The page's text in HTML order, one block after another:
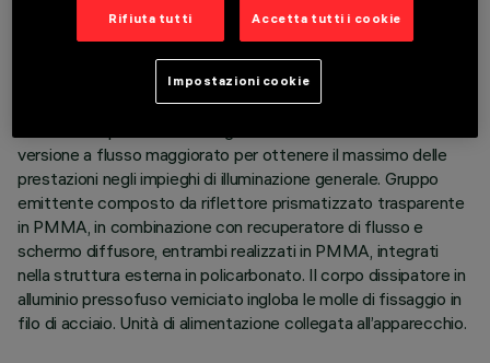
Apparecchio quadrato da incasso ad ottica fissa, versione
versione a flusso maggiorato per ottenere il massimo delle
prestazioni negli impieghi di illuminazione generale. Gruppo
emittente composto da riflettore prismatizzato trasparente
in PMMA, in combinazione con recuperatore di flusso e
schermo diffusore, entrambi realizzati in PMMA, integrati
nella struttura esterna in policarbonato. Il corpo dissipatore in
alluminio pressofuso verniciato ingloba le molle di fissaggio in
filo di acciaio. Unità di alimentazione collegata all’apparecchio.
Rifiuta tutti Accetta tutti i cookie
Impostazioni cookie